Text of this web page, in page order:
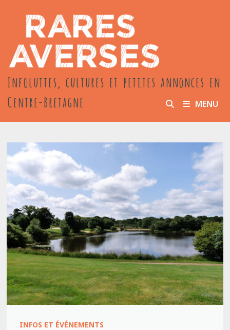
contenu
Infoluttes, cultures et petites annonces en
Centre-Bretagne
MENU
INFOS ET ÉVÉNEMENTS